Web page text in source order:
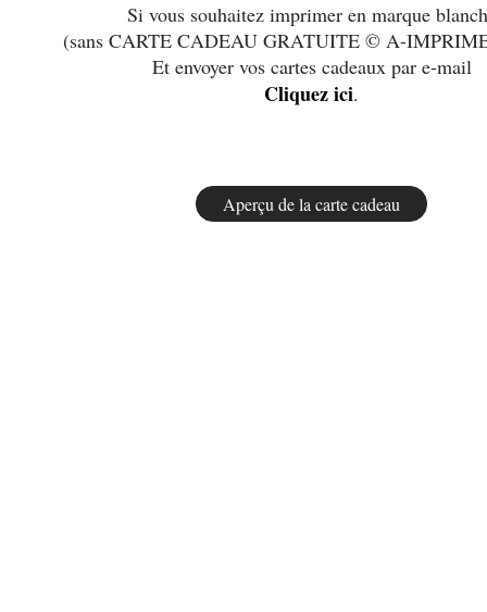
Si vous souhaitez imprimer en marque
(sans CARTE CADEAU GRATUITE © A-
Et envoyer vos cartes cadeaux par e-mail
Cliquez ici.